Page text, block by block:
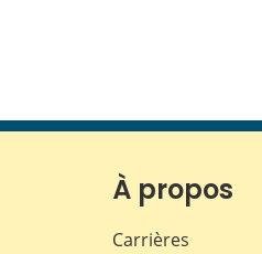
À propos
Carrières